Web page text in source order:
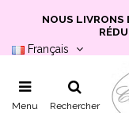
NOUS LIVRONS
Français
Menu Rechercher